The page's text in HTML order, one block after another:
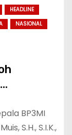
HEADLINE
NASIONAL
BP3MI
S.H., S.I.K.,